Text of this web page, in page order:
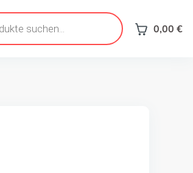
0,00 €